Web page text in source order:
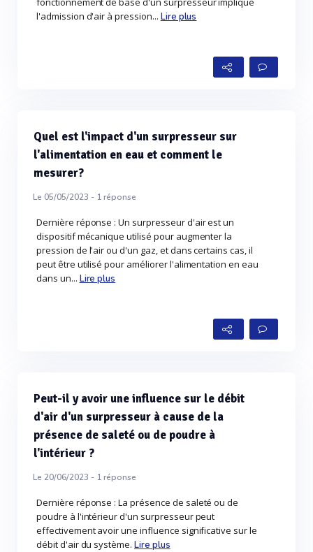
l'admission d'air à pression... Lire plus
Quel est l'impact d'un surpresseur sur
l'alimentation en eau et comment le
mesurer?
Le 05/05/2023 - 1réponse
Dernière réponse : Un surpresseur d'air est un
dispositif mécanique utilisé pour augmenter la
pression de l'air ou d'un gaz, et dans certains cas, il
peut être utilisé pour améliorer l'alimentation en eau
dans un... Lire plus
Peut-il y avoir une influence sur le débit
d'air d'un surpresseur à cause de la
présence de saleté ou de poudre à
l'intérieur ?
Le 20/06/2023 - 1réponse
Dernière réponse : La présence de saleté ou de
poudre à l'intérieur d'un surpresseur peut
effectivement avoir une influence significative sur le
débit d'air du système.Lire plus